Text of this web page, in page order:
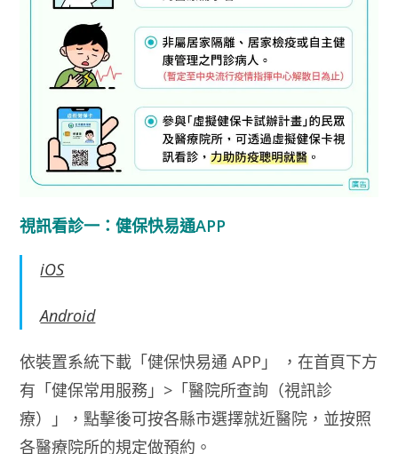
視訊看診一：健保快易通APP
iOS
Android
依裝置系統下載「健保快易通 APP」 ，在首頁下方
有「健保常用服務」>「醫院所查詢（視訊診
療）」，點擊後可按各縣市選擇就近醫院，並按照
各醫療院所的規定做預約。